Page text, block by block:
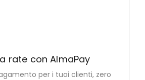
rate con AlmaPay
per i tuoi clienti, zero